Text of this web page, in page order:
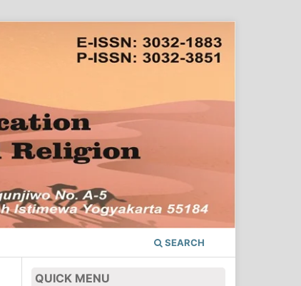
SEARCH
QUICK MENU